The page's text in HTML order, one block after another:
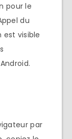
pour le
du
est visible
par